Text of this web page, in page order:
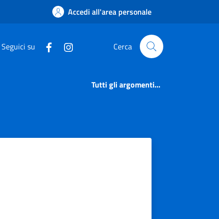
Accedi all'area personale
Seguici su Cerca
Tutti gli argomenti...